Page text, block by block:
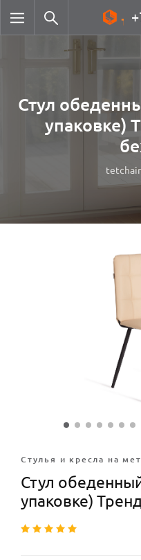
Стул
упаковке)
Стулья и кресла на
Стул
упаковке)